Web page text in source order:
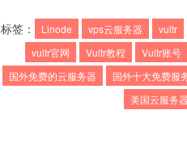
标签： Linode vps云服务器 vultr
vultr官网
Vultr教程 Vultr账号
国外免费的云服务器
国外十大免费服
美国云服务器